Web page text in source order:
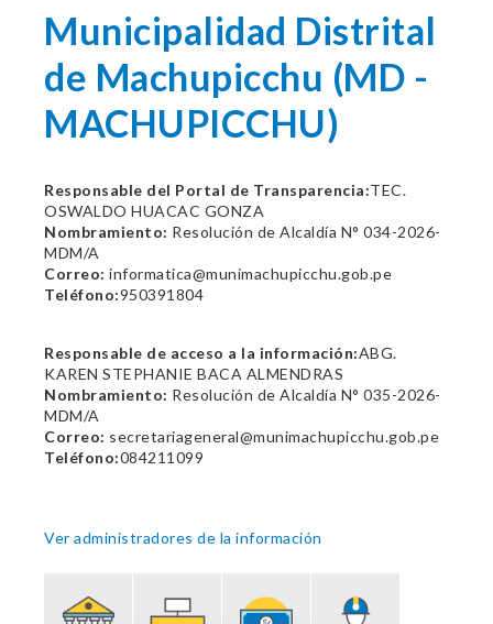
Municipalidad Distrital
de Machupicchu (MD -
MACHUPICCHU)
Responsable del Portal de Transparencia:TEC.
OSWALDO HUACAC GONZA
Nombramiento: Resolución de Alcaldía N° 034-2026-
MDM/A
Correo: informatica@munimachupicchu.gob.pe
Teléfono:950391804
Responsable de acceso a la información:ABG.
KAREN STEPHANIE BACA ALMENDRAS
Nombramiento: Resolución de Alcaldía N° 035-2026-
MDM/A
Correo: secretariageneral@munimachupicchu.gob.pe
Teléfono:084211099
Ver administradores de la información